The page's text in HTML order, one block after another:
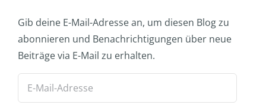
Gib deine E-Mail-Adresse an, um diesen Blog zu
abonnieren und Benachrichtigungen über neue
Beiträge via E-Mail zu erhalten.